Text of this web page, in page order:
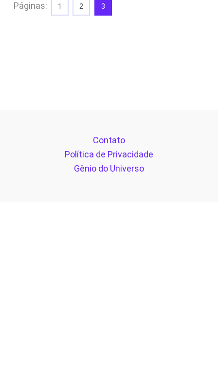
Páginas: 1 2 3
Contato
Política de Privacidade
Gênio do Universo